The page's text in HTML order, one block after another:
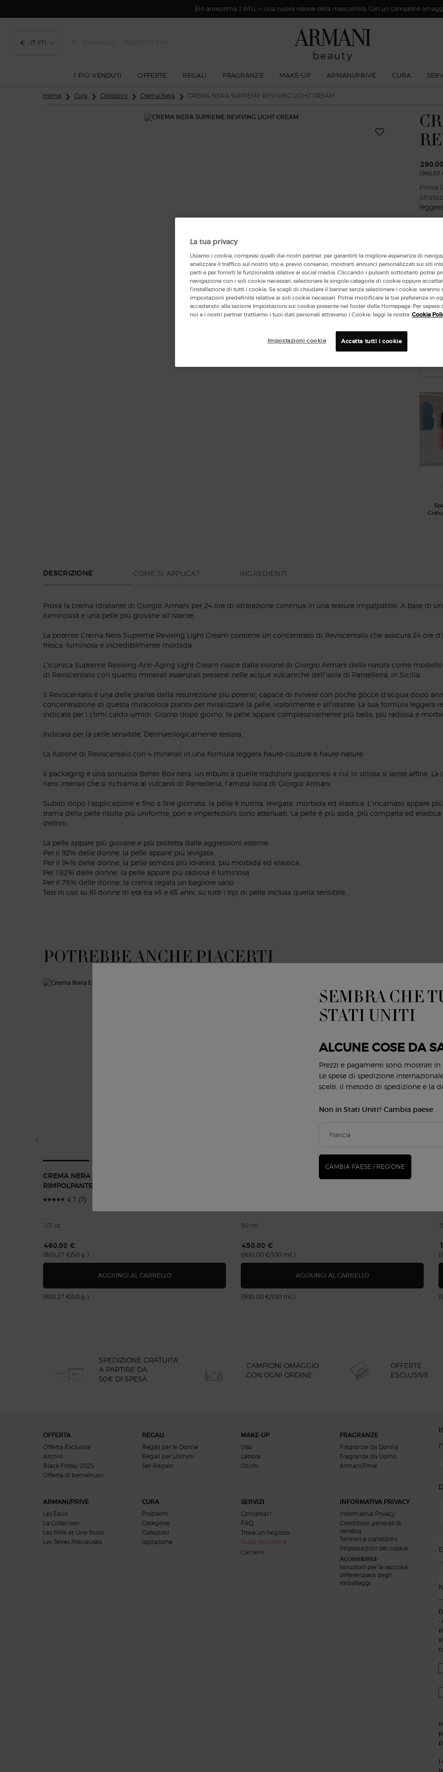
EIn anteprima: I WILL — una nuova visione della mascolinità. Con un campione
€ - IT (IT) Store Locator SERVIZIO CLIENTI
I PIÙ VENDUTI OFFERTE REGALI FRAGRANZE MAKE-UP ARMANI/PRIVÉ CURA
Home Cura Collezioni Crema Nera CREMA NERA SUPREME REVIVING LIGHT CREAM
(966,67
Prova
122 le
One
DESCRIZIONE COME SI APPLICA? INGREDIENTI
Prova la crema idratante di Giorgio Armani per 24 ore di idratazione continua in una texture impalpabile. A base di
luminosità e una pelle più giovane all'istante.
La potente Crema Nera Supreme Reviving Light Cream contiene un concentrato di Reviscentalis che assicura 24 ore
fresca, luminosa e incredibilmente morbida.
L'iconica Supreme Reviving Anti-Aging Light Cream nasce dalla visione di Giorgio Armani della natura come
di Reviscentalis con quattro minerali essenziali presenti nelle acque vulcaniche dell'isola di Pantelleria, in Sicilia.
Il Reviscentalis è una delle piante della resurrezione più potenti, capace di rivivere con poche gocce d'acqua dopo
concentrazione di questa miracolosa pianta per rivitalizzare la pelle, visibilmente e all'istante. La sua formula
indicata per i climi caldo-umidi. Giorno dopo giorno, la pelle appare complessivamente più bella, più radiosa e
Indicata per la pelle sensibile. Dermatologicamente testata.
La fusione di Reviscentalis con 4 minerali in una formula leggera haute-couture e haute-nature.
Il packaging è una sontuosa Bento Box nera, un tributo a quelle tradizioni giapponesi a cui lo stilista si sente affine.
nero intenso che si richiama al vulcano di Pantelleria, l'amata isola di Giorgio Armani.
Subito dopo l'applicazione e fino a fine giornata, la pelle è nutrita, levigata, morbida ed elastica. L'incarnato appare
trama della pelle risulta più uniforme, pori e imperfezioni sono attenuati. La pelle è più soda, più compatta ed
definiti.
La pelle appare più giovane e più protetta dalle aggressioni esterne.
Per il 92% delle donne, la pelle appare più levigata.
Per il 94% delle donne, la pelle sembra più idratata, più morbida ed elastica.
Per l'82% delle donne, la pelle appare più radiosa e luminosa.
Per il 78% delle donne, la crema regala un bagliore sano.
Test in uso su 51 donne di età tra 45 e 65 anni, su tutti i tipi di pelle inclusa quella sensibile.
PDP Slot 1 SectionPOTREBBE ANCHE PIACERTI
CREMA NERA ESSENZA VISO RASSODANTE E
RIMPOLPANTE
4.7 (7)
1.01 oz
460,00 €
(803,27 €/50 g.)
AGGIUNGI AL CARRELLO CREMA NERA ESSENZA VISO RASSODANTE E RIMPOLPANTE
(803,27 €/50 g.)
CREMA NERA REMODELING CREAM REFILLABLE
50 ml
450,00 €
(900,00 €/100 ml.)
AGGIUNGI AL CARRELLO CREMA NERA
(900,00 €/100 ml.)
SPEDIZIONE GRATUITA
A PARTIRE DA
50€ DI SPESA
CAMPIONI OMAGGIO
CON OGNI ORDINE
OFFERTE
ESCLUSIVE
OFFERTA
Offerta Esclusiva
Archivi
Black Friday 2025
Offerta di benvenuto​​
REGALI
Regali per le Donne
Regali per Uomini
Set Regalo
MAKE-UP
Viso
Labbra
Occhi
FRAGRANZE
Fragranze da Donna
Fragranze da Uomo
Armani/Privé
ARMANI/PRIVE
Les Eaux
La Collection
Les Mille et Une Nuits
Les Terres Précieuses
CURA
Problemi
Categorie
Collezioni
Ispirazione
SERVIZI
Contattaci
FAQ
Trova un negozio
Stato dell’ordine
Carriere
INFORMATIVA PRIVACY
Informativa Privacy
Condizioni generali di
vendita
Termini e condizioni
Impostazioni dei cookie
Accessibilità
Istruzioni per la raccolta
differenziata degli
imballaggi
-
I
La tua privacy
Usiamo i cookie, compresi quelli dei nostri partner, per garantirti la migliore esperienza di
analizzare il traffico sul nostro sito e, previo consenso, mostrarti annunci personalizzati sui siti
parti e per fornirti le funzionalità relative ai social media. Cliccando i pulsanti sottostanti potrai
navigazione con i soli cookie necessari, selezionare le singole categorie di cookie oppure
l’installazione di tutti i cookie. Se scegli di chiudere il banner senza selezionare i cookie, saranno
impostazioni predefinite relative ai soli cookie necessari. Potrai modificare le tue preferenze in
accedendo alla sezione Impostazioni sui cookie presente nel footer della Homepage. Per sapere
noi e i nostri partner trattiamo i tuoi dati personali attraverso i Cookie, leggi la nostra Cookie
Impostazioni cookie Accetta tutti i cookie
SEMBRA CHE
STATI UNITI
ALCUNE COSE DA
Prezzi e pagamenti sono mostrati in
Le spese di spedizione
scelti, il metodo di spedizione e la
Non in Stati Uniti? Cambia paese
CAMBIA PAESE / REGIONE